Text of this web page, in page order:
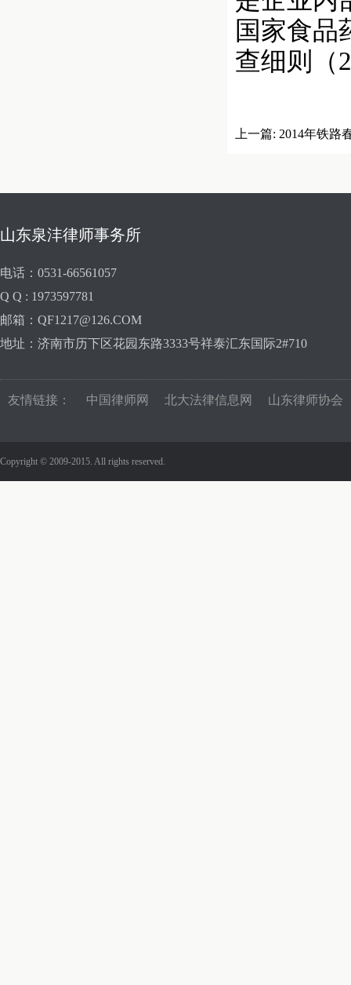
国家食品
查细则（
上一篇: 2014年铁路
山东泉沣律师事务所
电话：0531-66561057
Q Q : 1973597781
邮箱：QF1217@126.COM
地址：济南市历下区花园东路3333号祥泰汇东国际2#710
友情链接： 中国律师网 北大法律信息网 山东律师协会
Copyright © 2009-2015. All rights reserved.